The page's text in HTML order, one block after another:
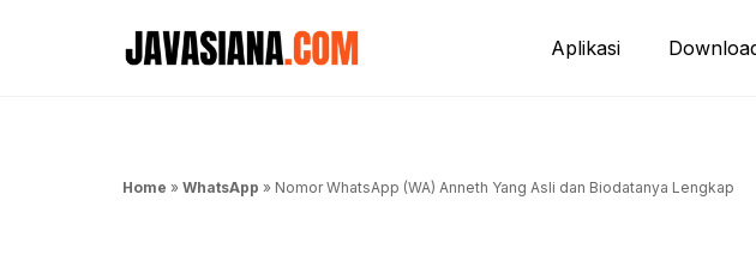
Aplikasi
Home » WhatsApp » Nomor WhatsApp (WA) Anneth Yang Asli dan Biodatanya Lengkap